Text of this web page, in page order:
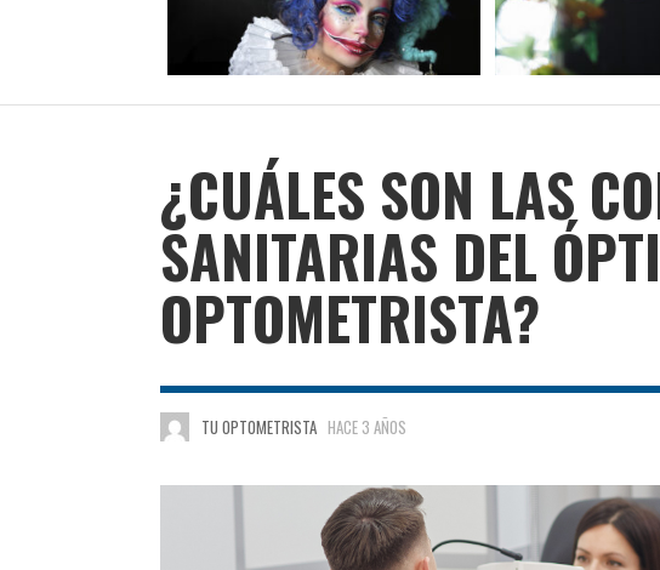
¿CUÁLES SON LAS
SANITARIAS DEL
OPTOMETRISTA?
TU OPTOMETRISTA HACE 3 AÑOS